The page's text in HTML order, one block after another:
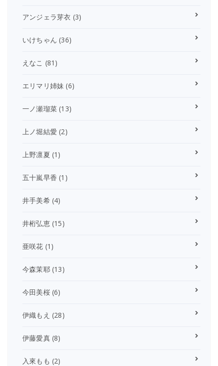
アンジェラ芽衣 (3)
いけちゃん (36)
えなこ (81)
エリマリ姉妹 (6)
一ノ瀬瑠菜 (13)
上ノ堀結愛 (2)
上野凛夏 (1)
五十嵐早香 (1)
井手美希(4)
井桁弘恵(15)
亜咲花 (1)
今森茉耶(13)
今田美桜(6)
伊織もえ (28)
伊藤愛真(8)
入來もも (2)